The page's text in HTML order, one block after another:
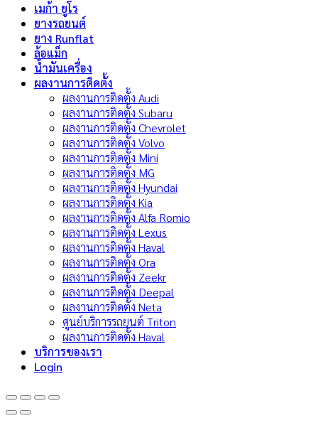
เมก้า ยูโร
ยางรถยนต์
ยาง Runflat
ล้อแม็ก
น้ำมันเครื่อง
ผลงานการติดตั้ง
ผลงานการติดตั้ง Audi
ผลงานการติดตั้ง Subaru
ผลงานการติดตั้ง Chevrolet
ผลงานการติดตั้ง Volvo
ผลงานการติดตั้ง Mini
ผลงานการติดตั้ง MG
ผลงานการติดตั้ง Hyundai
ผลงานการติดตั้ง Kia
ผลงานการติดตั้ง Alfa Romio
ผลงานการติดตั้ง Lexus
ผลงานการติดตั้ง Haval
ผลงานการติดตั้ง Ora
ผลงานการติดตั้ง Zeekr
ผลงานการติดตั้ง Deepal
ผลงานการติดตั้ง Neta
ศูนย์บริการรถยนต์ Triton
ผลงานการติดตั้ง Haval
บริการของเรา
Login